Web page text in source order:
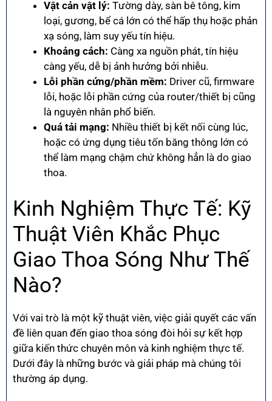
Vật cản vật lý: Tường dày, sàn bê tông, kim
loại, gương, bể cá lớn có thể hấp thụ hoặc phản
xạ sóng, làm suy yếu tín hiệu.
Khoảng cách: Càng xa nguồn phát, tín hiệu
càng yếu, dễ bị ảnh hưởng bởi nhiễu.
Lỗi phần cứng/phần mềm: Driver cũ, firmware
lỗi, hoặc lỗi phần cứng của router/thiết bị cũng
là nguyên nhân phổ biến.
Quá tải mạng: Nhiều thiết bị kết nối cùng lúc,
hoặc có ứng dụng tiêu tốn băng thông lớn có
thể làm mạng chậm chứ không hẳn là do giao
thoa.
Kinh Nghiệm Thực Tế: Kỹ
Thuật Viên Khắc Phục
Giao Thoa Sóng Như Thế
Nào?
Với vai trò là một kỹ thuật viên, việc giải quyết các vấn
đề liên quan đến giao thoa sóng đòi hỏi sự kết hợp
giữa kiến thức chuyên môn và kinh nghiệm thực tế.
Dưới đây là những bước và giải pháp mà chúng tôi
thường áp dụng.